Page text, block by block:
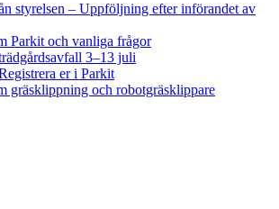
styrelsen – Uppföljning efter införandet av
Parkit och vanliga frågor
3–13 juli
er i Parkit
gräsklippning och robotgräsklippare